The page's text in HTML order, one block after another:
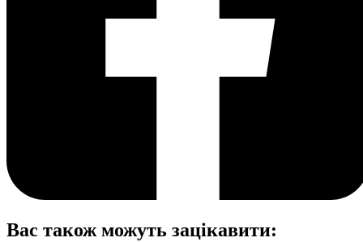
Вас також можуть зацікавити: